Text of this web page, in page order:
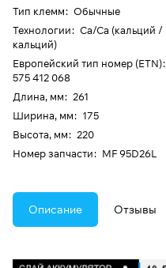
Тип клемм: Обычные
Технологии: Ca/Ca (кальций /
кальций)
Европейский тип номер (ETN):
575 412 068
Длина, мм: 261
Ширина, мм: 175
Высота, мм: 220
Номер запчасти: MF 95D26L
Описание Отзывы